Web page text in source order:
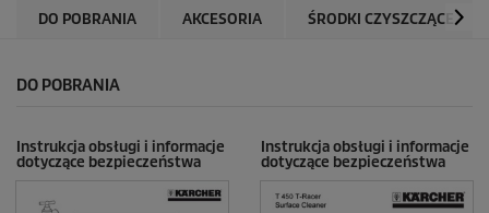
R
e
n
DO POBRANIA AKCESORIA ŚRODKI CZYSZCZĄCE
DO POBRANIA
Instrukcja obsługi i informacje
dotyczące bezpieczeństwa
Instrukcja obsługi i informacje
dotyczące bezpieczeństwa